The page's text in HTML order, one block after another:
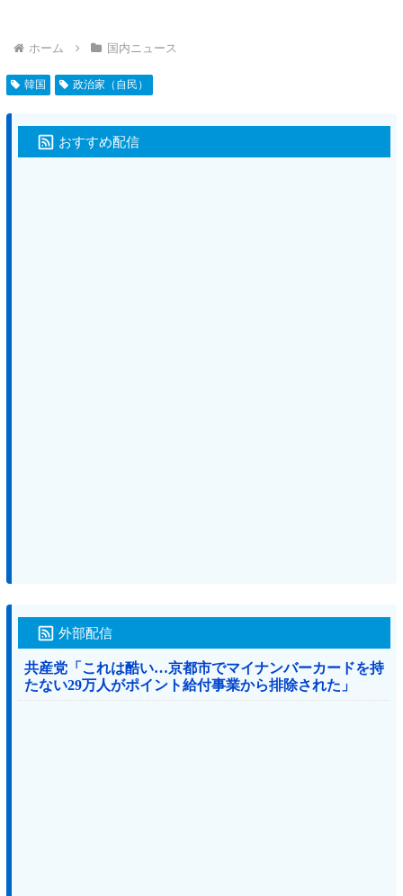
ホーム 国内ニュース
韓国 政治家（自民）
おすすめ配信
外部配信
共産党「これは酷い…京都市でマイナンバーカードを持
たない29万人がポイント給付事業から排除された」